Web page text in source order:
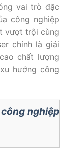
vai trò đặc
công nghiệp
vượt trội cùng
chính là giải
chất lượng
hướng công
nghiệp